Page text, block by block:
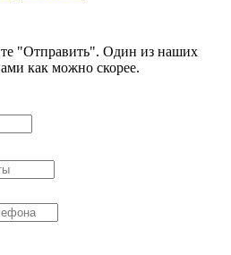
"Отправить". Один из наших
как можно скорее.